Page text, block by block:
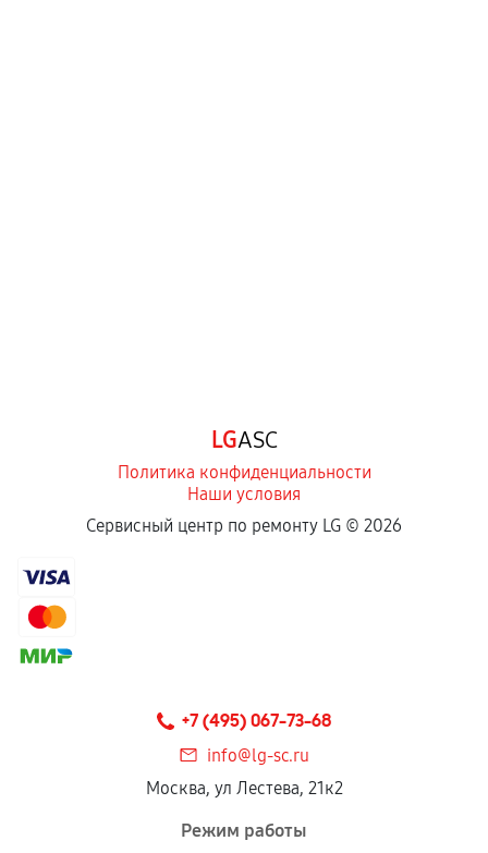
LGASC
Политика конфиденциальности
Наши условия
Сервисный центр по ремонту LG © 2026
+7 (495) 067-73-68
info@lg-sc.ru
Москва, ул Лестева, 21к2
Режим работы